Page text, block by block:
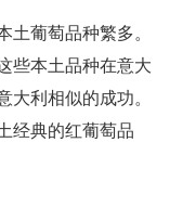
土葡萄品种繁多。
些本土品种在意大
大利相似的成功。
经典的红葡萄品